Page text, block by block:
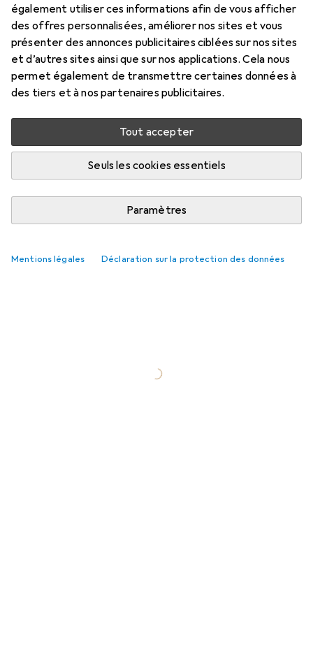
également utiliser ces informations afin de vous afficher
des offres personnalisées, améliorer nos sites et vous
présenter des annonces publicitaires ciblées sur nos sites
et d’autres sites ainsi que sur nos applications. Cela nous
permet également de transmettre certaines données à
des tiers et à nos partenaires publicitaires.
Tout accepter
Seuls les cookies essentiels
Paramètres
Mentions légales Déclaration sur la protection des données